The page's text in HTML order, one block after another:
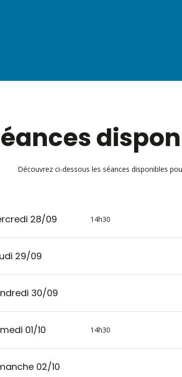
Découvrez ci-dessous les séances disponibles
28/09 14h30
29/09
30/09
01/10 14h30
02/10